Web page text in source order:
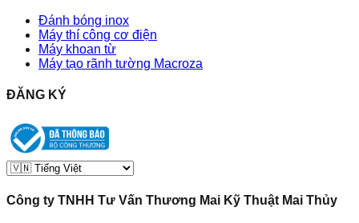
Đánh bóng inox
Máy thí công cơ điện
Máy khoan từ
Máy tạo rãnh tường Macroza
ĐĂNG KÝ
Công ty TNHH Tư Vấn Thương Mai Kỹ Thuật Mai Thủy